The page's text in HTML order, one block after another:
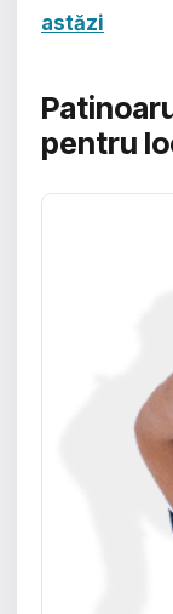
astăzi
pentru